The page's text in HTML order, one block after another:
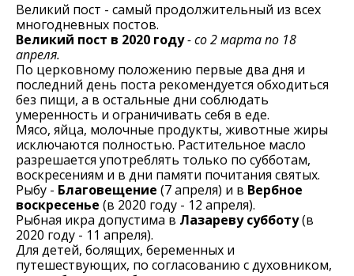
Великий пост - самый продолжительный из всех
многодневных постов.
Великий пост в 2020 году- со 2 марта по 18
апреля.
По церковному положению первые два дня и
последний день поста рекомендуется обходиться
без пищи, а в остальные дни соблюдать
умеренность и ограничивать себя в еде.
Мясо, яйца, молочные продукты, животные жиры
исключаются полностью. Растительное масло
разрешается употреблять только по субботам,
воскресениям и в дни памяти почитания святых.
Рыбу - Благовещение (7 апреля) и в Вербное
воскресенье (в 2020 году - 12 апреля).
Рыбная икра допустима в Лазареву субботу(в
2020 году - 11 апреля).
Для детей, болящих, беременных и
путешествующих, по согласованию с духовником,